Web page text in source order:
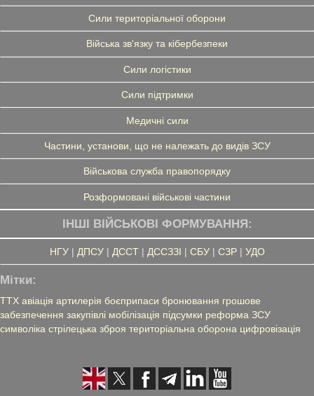
Сили територіальної оборони
Війська зв'язку та кібербезпеки
Сили логістики
Сили підтримки
Медичні сили
Частини, установи, що не належать до видів ЗСУ
Військова служба правопорядку
Розформовані військові частини
ІНШІ ВІЙСЬКОВІ ФОРМУВАННЯ:
НГУ| ДПСУ| ДССТ| ДССЗЗІ | СБУ| СЗР| УДО
Мітки:
ТТХ авіація артилерія боєприпаси бронювання грошове
забезпечення закупівлі мобілізація підсумки реформа ЗСУ
символіка стрілецька зброя територіальна оборона цифровізація